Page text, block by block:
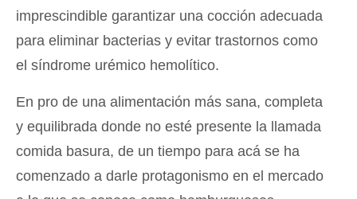
imprescindible garantizar una cocción adecuada
para eliminar bacterias y evitar trastornos como
el síndrome urémico hemolítico.
En pro de una alimentación más sana, completa
y equilibrada donde no esté presente la llamada
comida basura, de un tiempo para acá se ha
comenzado a darle protagonismo en el mercado